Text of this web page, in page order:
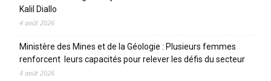
Kalil Diallo
4 août 2026
Ministère des Mines et de la Géologie : Plusieurs femmes
renforcent leurs capacités pour relever les défis du secteur
4 août 2026